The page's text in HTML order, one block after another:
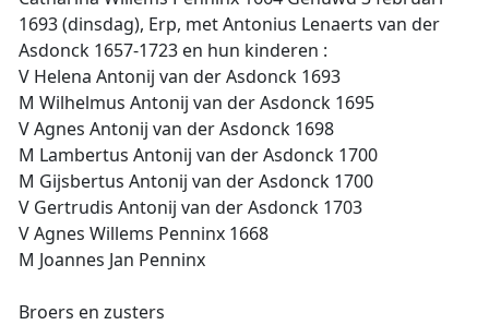
1693 (dinsdag), Erp, met Antonius Lenaerts van der
Asdonck 1657-1723 en hun kinderen :
V Helena Antonij van der Asdonck 1693
M Wilhelmus Antonij van der Asdonck 1695
V Agnes Antonij van der Asdonck 1698
M Lambertus Antonij van der Asdonck 1700
M Gijsbertus Antonij van der Asdonck 1700
V Gertrudis Antonij van der Asdonck 1703
V Agnes Willems Penninx 1668
M Joannes Jan Penninx
Broers en zusters